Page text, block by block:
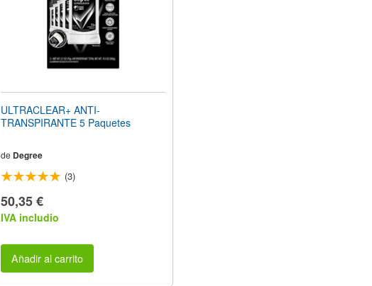
ULTRACLEAR+ ANTI-
TRANSPIRANTE 5 Paquetes
de Degree
(3)
50,35 €
IVA includio
Añadir al carrito